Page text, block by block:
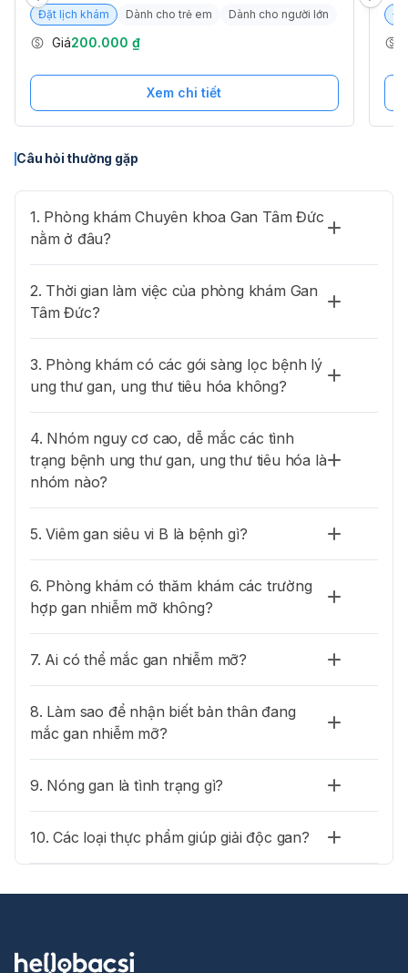
hướng dẫn xét nghiệm tại địa phương (nếu cần thiết).
Đặt lịch khám
Dành cho trẻ em Dành cho người lớn
Giá200.000 ₫
Xem chi tiết
Câu hỏi thường gặp
1. Phòng khám Chuyên khoa Gan Tâm Đức
nằm ở đâu?
2. Thời gian làm việc của phòng khám Gan
Tâm Đức?
3. Phòng khám có các gói sàng lọc bệnh lý
ung thư gan, ung thư tiêu hóa không?
4. Nhóm nguy cơ cao, dễ mắc các tình
trạng bệnh ung thư gan, ung thư tiêu hóa là
nhóm nào?
5. Viêm gan siêu vi B là bệnh gì?
6. Phòng khám có thăm khám các trường
hợp gan nhiễm mỡ không?
7. Ai có thể mắc gan nhiễm mỡ?
8. Làm sao để nhận biết bản thân đang
mắc gan nhiễm mỡ?
9. Nóng gan là tình trạng gì?
10. Các loại thực phẩm giúp giải độc gan?